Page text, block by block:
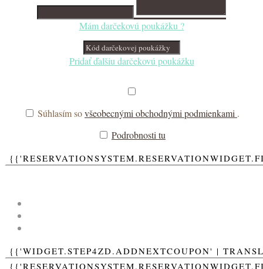
Mám darčekovú poukážku ?
Pridať ďalšiu darčekovú poukážku
Súhlasím sovšeobecnými obchodnými podmienkami .
Podrobnosti tu